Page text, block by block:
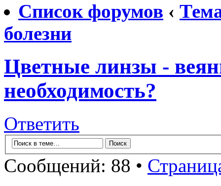
Список форумов ‹
болезни
Цветные линзы -
необходимость?
Ответить
Сообщений: 88 •